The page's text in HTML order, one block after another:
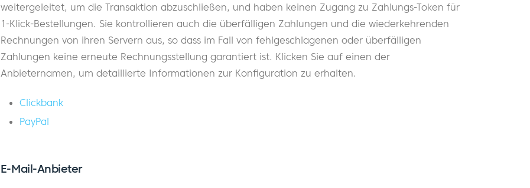
weitergeleitet, um die Transaktion abzuschließen, und haben keinen Zugang zu Zahlungs-Token für
1-Klick-Bestellungen. Sie kontrollieren auch die überfälligen Zahlungen und die wiederkehrenden
Rechnungen von ihren Servern aus, so dass im Fall von fehlgeschlagenen oder überfälligen
Zahlungen keine erneute Rechnungsstellung garantiert ist. Klicken Sie auf einen der
Anbieternamen, um detaillierte Informationen zur Konfiguration zu erhalten.
Clickbank
PayPal
E-Mail-Anbieter